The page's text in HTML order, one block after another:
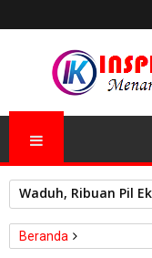
Waduh, Ribuan Pil
Beranda